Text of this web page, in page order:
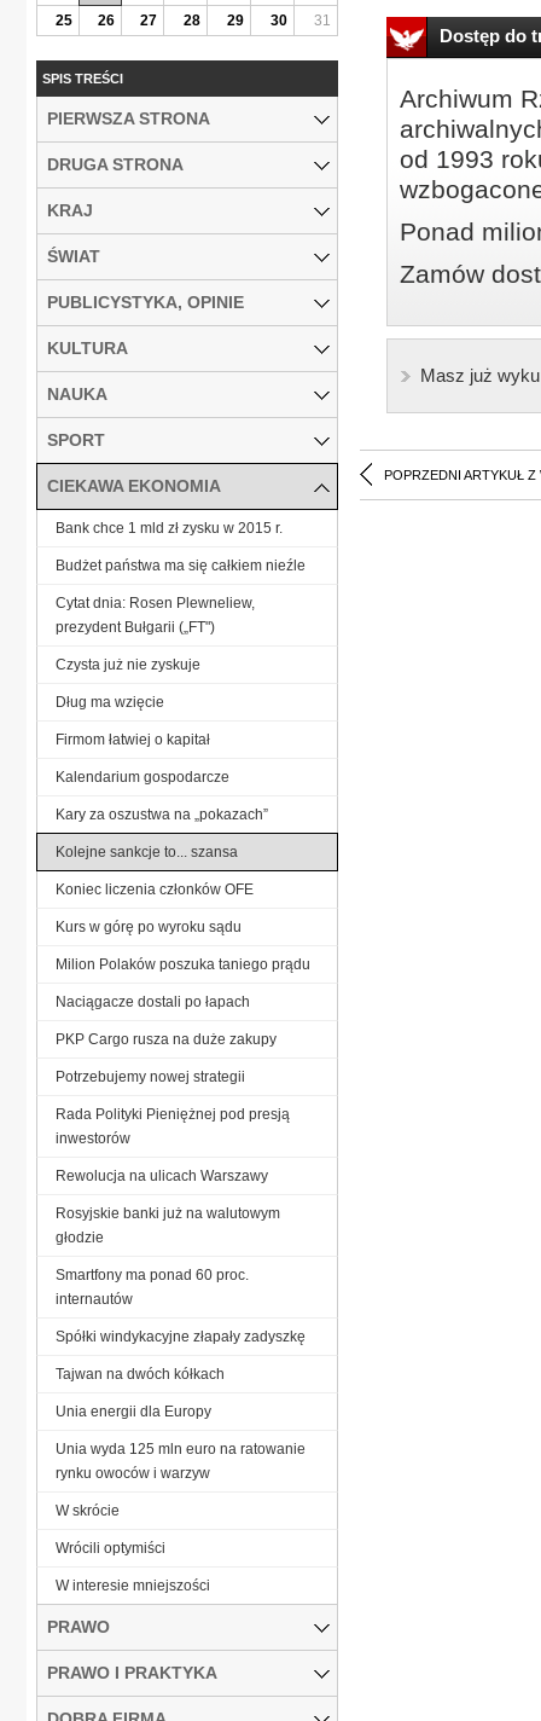
Dostęp do
Archiwum
od 1993
Ponad
Zamów
Masz już
POPRZEDNI ARTYKUŁ Z
25
26 27 28 29 30 31
SPIS TREŚCI
PIERWSZA STRONA
DRUGA STRONA
KRAJ
ŚWIAT
PUBLICYSTYKA, OPINIE
KULTURA
NAUKA
SPORT
CIEKAWA EKONOMIA
Bank chce 1 mld zł zysku w 2015 r.
Budżet państwa ma się całkiem nieźle
Cytat dnia: Rosen Plewneliew,
prezydent Bułgarii („FT")
Czysta już nie zyskuje
Dług ma wzięcie
Firmom łatwiej o kapitał
Kalendarium gospodarcze
Kary za oszustwa na „pokazach”
Kolejne sankcje to... szansa
Koniec liczenia członków OFE
Kurs w górę po wyroku sądu
Milion Polaków poszuka taniego prądu
Naciągacze dostali po łapach
PKP Cargo rusza na duże zakupy
Potrzebujemy nowej strategii
Rada Polityki Pieniężnej pod presją
inwestorów
Rewolucja na ulicach Warszawy
Rosyjskie banki już na walutowym
głodzie
Smartfony ma ponad 60 proc.
internautów
Spółki windykacyjne złapały zadyszkę
Tajwan na dwóch kółkach
Unia energii dla Europy
Unia wyda 125 mln euro na ratowanie
rynku owoców i warzyw
W skrócie
Wrócili optymiści
W interesie mniejszości
PRAWO
PRAWO I PRAKTYKA